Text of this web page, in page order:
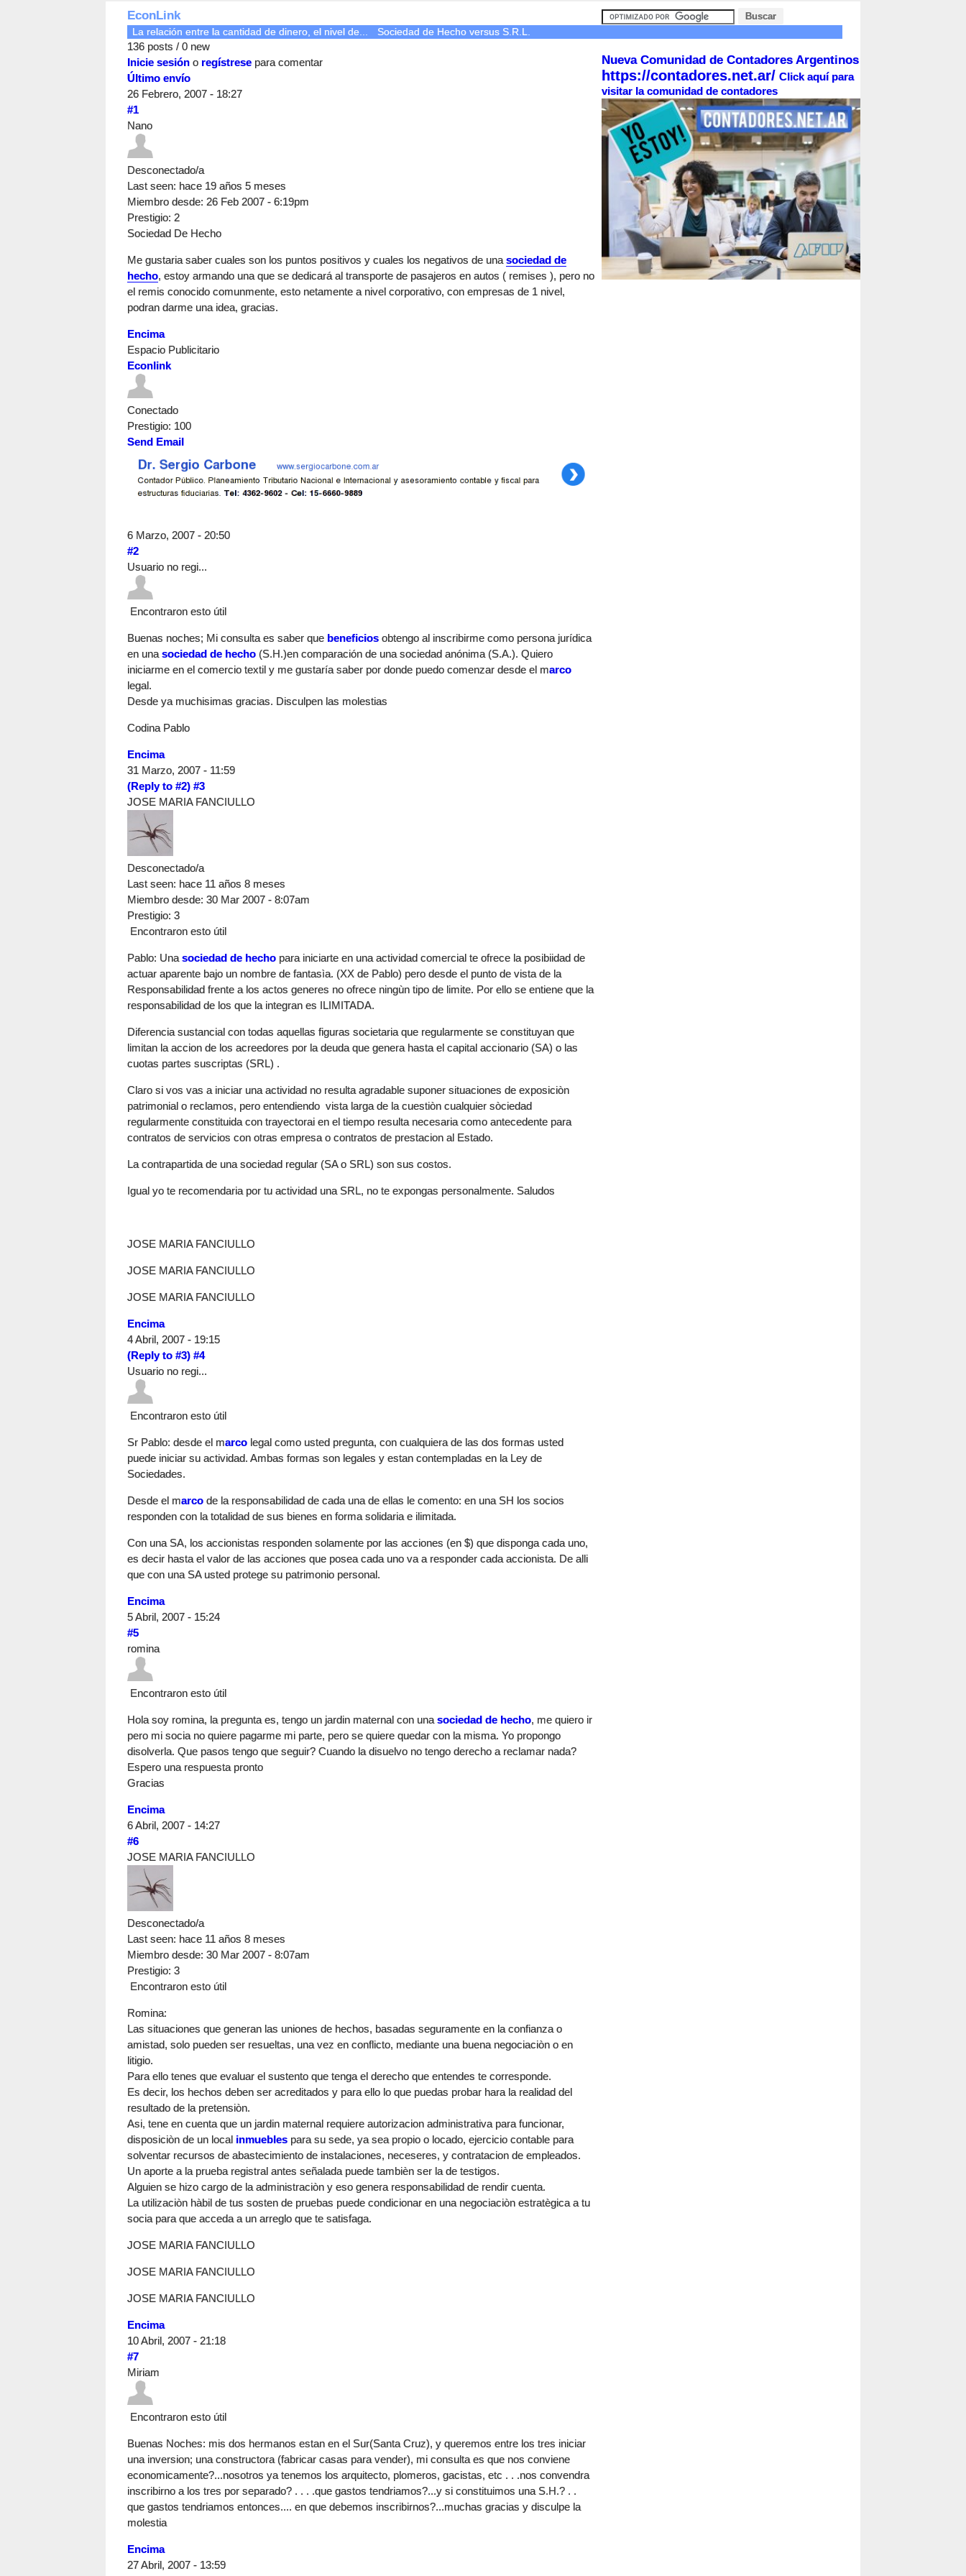
EconLink
La relación entre la cantidad de dinero, el nivel de... Sociedad de Hecho versus S.R.L.
136 posts / 0 new
Inicie sesión o regístrese para comentar
Último envío
26 Febrero, 2007 - 18:27
#1
Nano
Desconectado/a
Last seen: hace 19 años 5 meses
Miembro desde: 26 Feb 2007 - 6:19pm
Prestigio: 2
Sociedad De Hecho
Me gustaria saber cuales son los puntos positivos y cuales los negativos de una sociedad de
hecho, estoy armando una que se dedicará al transporte de pasajeros en autos ( remises ), pero no
el remis conocido comunmente, esto netamente a nivel corporativo, con empresas de 1 nivel,
podran darme una idea, gracias.
Encima
Espacio Publicitario
Econlink
Conectado
Prestigio: 100
Send Email
6 Marzo, 2007 - 20:50
#2
Usuario no regi...
Encontraron esto útil
Buenas noches; Mi consulta es saber que beneficios obtengo al inscribirme como persona jurídica
en una sociedad de hecho (S.H.)en comparación de una sociedad anónima (S.A.). Quiero
iniciarme en el comercio textil y me gustaría saber por donde puedo comenzar desde el marco
legal.
Desde ya muchisimas gracias. Disculpen las molestias
Codina Pablo
Encima
31 Marzo, 2007 - 11:59
(Reply to #2) #3
JOSE MARIA FANCIULLO
Desconectado/a
Last seen: hace 11 años 8 meses
Miembro desde: 30 Mar 2007 - 8:07am
Prestigio: 3
Encontraron esto útil
Pablo: Una sociedad de hecho para iniciarte en una actividad comercial te ofrece la posibiidad de
actuar aparente bajo un nombre de fantasìa. (XX de Pablo) pero desde el punto de vista de la
Responsabilidad frente a los actos generes no ofrece ningùn tipo de limite. Por ello se entiene que la
responsabilidad de los que la integran es ILIMITADA.
Diferencia sustancial con todas aquellas figuras societaria que regularmente se constituyan que
limitan la accion de los acreedores por la deuda que genera hasta el capital accionario (SA) o las
cuotas partes suscriptas (SRL) .
Claro si vos vas a iniciar una actividad no resulta agradable suponer situaciones de exposiciòn
patrimonial o reclamos, pero entendiendo vista larga de la cuestiòn cualquier sòciedad
regularmente constituida con trayectorai en el tiempo resulta necesaria como antecedente para
contratos de servicios con otras empresa o contratos de prestacion al Estado.
La contrapartida de una sociedad regular (SA o SRL) son sus costos.
Igual yo te recomendaria por tu actividad una SRL, no te expongas personalmente. Saludos
JOSE MARIA FANCIULLO
JOSE MARIA FANCIULLO
JOSE MARIA FANCIULLO
Encima
4 Abril, 2007 - 19:15
(Reply to #3) #4
Usuario no regi...
Encontraron esto útil
Sr Pablo: desde el marco legal como usted pregunta, con cualquiera de las dos formas usted
puede iniciar su actividad. Ambas formas son legales y estan contempladas en la Ley de
Sociedades.
Desde el marco de la responsabilidad de cada una de ellas le comento: en una SH los socios
responden con la totalidad de sus bienes en forma solidaria e ilimitada.
Con una SA, los accionistas responden solamente por las acciones (en $) que disponga cada uno,
es decir hasta el valor de las acciones que posea cada uno va a responder cada accionista. De alli
que con una SA usted protege su patrimonio personal.
Encima
5 Abril, 2007 - 15:24
#5
romina
Encontraron esto útil
Hola soy romina, la pregunta es, tengo un jardin maternal con una sociedad de hecho, me quiero ir
pero mi socia no quiere pagarme mi parte, pero se quiere quedar con la misma. Yo propongo
disolverla. Que pasos tengo que seguir? Cuando la disuelvo no tengo derecho a reclamar nada?
Espero una respuesta pronto
Gracias
Encima
6 Abril, 2007 - 14:27
#6
JOSE MARIA FANCIULLO
Desconectado/a
Last seen: hace 11 años 8 meses
Miembro desde: 30 Mar 2007 - 8:07am
Prestigio: 3
Encontraron esto útil
Romina:
Las situaciones que generan las uniones de hechos, basadas seguramente en la confianza o
amistad, solo pueden ser resueltas, una vez en conflicto, mediante una buena negociaciòn o en
litigio.
Para ello tenes que evaluar el sustento que tenga el derecho que entendes te corresponde.
Es decir, los hechos deben ser acreditados y para ello lo que puedas probar hara la realidad del
resultado de la pretensiòn.
Asi, tene en cuenta que un jardin maternal requiere autorizacion administrativa para funcionar,
disposiciòn de un local inmuebles para su sede, ya sea propio o locado, ejercicio contable para
solventar recursos de abastecimiento de instalaciones, neceseres, y contratacion de empleados.
Un aporte a la prueba registral antes señalada puede tambièn ser la de testigos.
Alguien se hizo cargo de la administraciòn y eso genera responsabilidad de rendir cuenta.
La utilizaciòn hàbil de tus sosten de pruebas puede condicionar en una negociaciòn estratègica a tu
socia para que acceda a un arreglo que te satisfaga.
JOSE MARIA FANCIULLO
JOSE MARIA FANCIULLO
JOSE MARIA FANCIULLO
Encima
10 Abril, 2007 - 21:18
#7
Miriam
Encontraron esto útil
Buenas Noches: mis dos hermanos estan en el Sur(Santa Cruz), y queremos entre los tres iniciar
una inversion; una constructora (fabricar casas para vender), mi consulta es que nos conviene
economicamente?...nosotros ya tenemos los arquitecto, plomeros, gacistas, etc . . .nos convendra
inscribirno a los tres por separado? . . . .que gastos tendriamos?...y si constituimos una S.H.? . .
que gastos tendriamos entonces.... en que debemos inscribirnos?...muchas gracias y disculpe la
molestia
Encima
27 Abril, 2007 - 13:59
Nueva Comunidad de Contadores Argentinos
https://contadores.net.ar/ Click aquí para
visitar la comunidad de contadores